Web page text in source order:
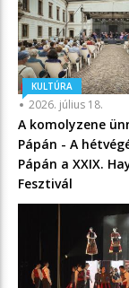
KULTÚRA
2026. július 18.
A komolyzene
Pápán - A
Pápán a XXIX.
Fesztivál